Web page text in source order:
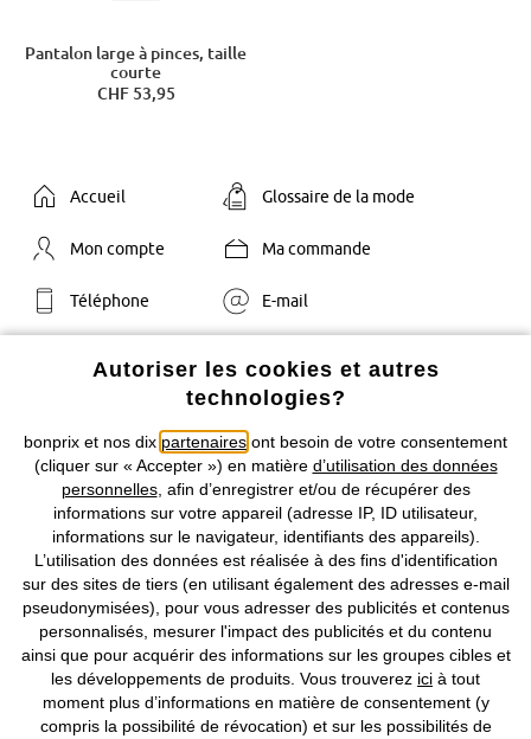
Pantalon large à pinces, taille
courte
CHF 53,95
Accueil Glossaire de la mode
Mon compte Ma commande
Téléphone E-mail
10% +
livraison
gratuite*
Plus d’avantages avec la newsletter
Codes de réduction Promos Tendances
Votre adresse e-mail
* Valable 30 jours après l’abonnement à la newsletter, non cumulable avec
d'autres codes de réduction.
Autoriser les cookies et autres
technologies?
bonprix et nos dix partenaires ont besoin de votre consentement
(cliquer sur « Accepter ») en matière d’utilisation des données
personnelles, afin d’enregistrer et/ou de récupérer des
informations sur votre appareil (adresse IP, ID utilisateur,
informations sur le navigateur, identifiants des appareils).
L’utilisation des données est réalisée à des fins d'identification
sur des sites de tiers (en utilisant également des adresses e-mail
pseudonymisées), pour vous adresser des publicités et contenus
personnalisés, mesurer l'impact des publicités et du contenu
ainsi que pour acquérir des informations sur les groupes cibles et
les développements de produits. Vous trouverez ici à tout
moment plus d’informations en matière de consentement (y
compris la possibilité de révocation) et sur les possibilités de